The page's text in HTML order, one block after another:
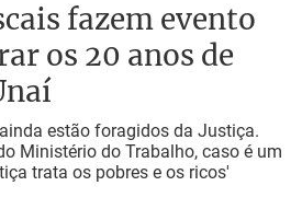
fazem evento
os 20 anos de
estão foragidos da Justiça.
Ministério do Trabalho, caso é um
trata os pobres e os ricos'